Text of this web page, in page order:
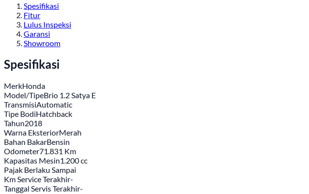
Spesifikasi
Fitur
Lulus Inspeksi
Garansi
Showroom
Spesifikasi
MerkHonda
Model/TipeBrio 1.2 Satya E
TransmisiAutomatic
Tipe BodiHatchback
Tahun2018
Warna EksteriorMerah
Bahan BakarBensin
Odometer71.831 Km
Kapasitas Mesin1.200 cc
Pajak Berlaku Sampai
Km Service Terakhir-
Tanggal Servis Terakhir-